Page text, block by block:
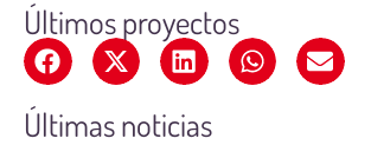
Últimos proyectos
Últimas noticias